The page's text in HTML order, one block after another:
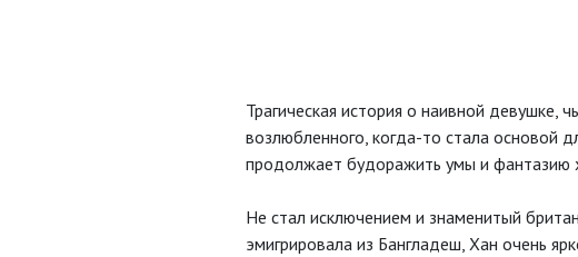
Трагическая история о наивной девушке,
возлюбленного, когда-то стала основой
продолжает будоражить умы и фантазию
Не стал исключением и знаменитый
эмигрировала из Бангладеш, Хан очень